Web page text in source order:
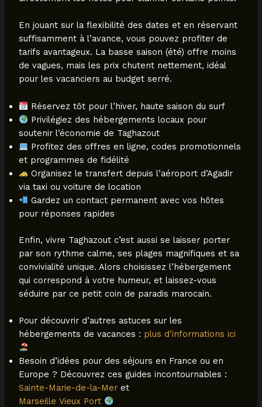
En jouant sur la flexibilité des dates et en réservant
suffisamment à l’avance, vous pouvez profiter de
tarifs avantageux. La basse saison (été) offre moins
de vagues, mais les prix chutent nettement, idéal
pour les vacanciers au budget serré.
Réservez tôt pour l’hiver, haute saison du surf
Privilégiez des hébergements locaux pour
soutenir l’économie de Taghazout
Profitez des offres en ligne, codes promotionnels
et programmes de fidélité
Organisez le transfert depuis l’aéroport d’Agadir
via taxi ou voiture de location
Gardez un contact permanent avec vos hôtes
pour réponses rapides
Enfin, vivre Taghazout c’est aussi se laisser porter
par son rythme calme, ses plages magnifiques et sa
convivialité unique. Alors choisissez l’hébergement
qui correspond à votre humeur, et laissez-vous
séduire par ce petit coin de paradis marocain.
Pour découvrir d’autres astuces sur les
hébergements de vacances : plus d’informations ici
Besoin d’idées pour des séjours en France ou en
Europe ? Découvrez ces guides incontournables :
Sainte-Marie-de-la-Meret
Marseille Vieux Port